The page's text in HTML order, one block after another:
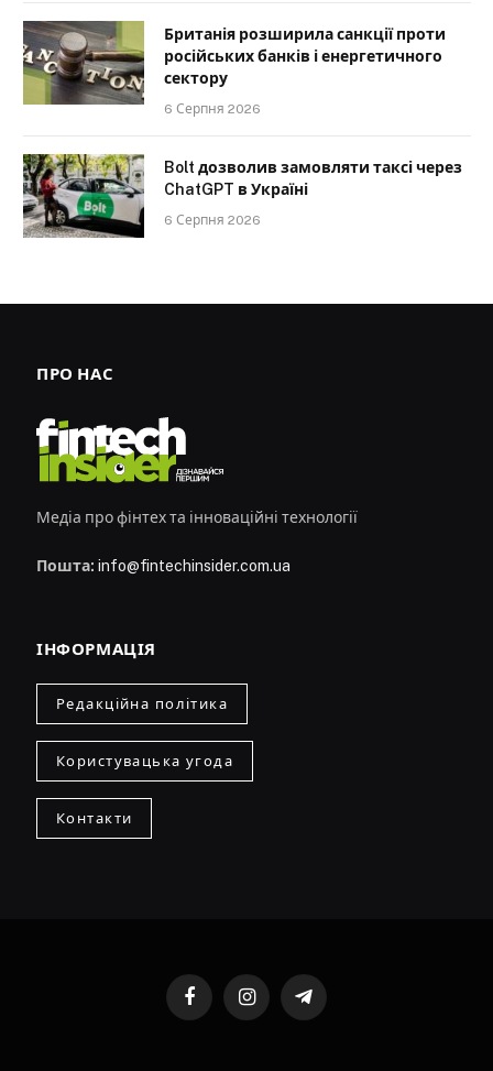
Британія розширила санкції проти
російських банків і енергетичного
сектору
6 Серпня 2026
Bolt дозволив замовляти таксі через
ChatGPT в Україні
6 Серпня 2026
ПРО НАС
Медіа про фінтех та інноваційні технології
Пошта: info@fintechinsider.com.ua
ІНФОРМАЦІЯ
Редакційна політика
Користувацька угода
Контакти
FacebookInstagramTelegram